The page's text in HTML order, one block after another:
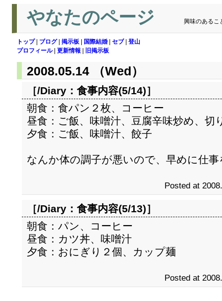
やなたのページ 興味のあるこ
トップ| ブログ| 掲示板 国際結婚 セブ| 登山
プロフィール| 更新情報 旧掲示板
2008.05.14 （Wed）
［/Diary： 食事内容(5/14)］
朝食：食パン２枚、コーヒー
昼食：ご飯、味噌汁、豆腐辛味炒め、切
夕食：ご飯、味噌汁、餃子
なんか体の調子が悪いので、早めに仕
Posted at
［/Diary： 食事内容(5/13)］
朝食：パン、コーヒー
昼食：カツ丼、味噌汁
夕食：おにぎり２個、カップ麺
Posted at